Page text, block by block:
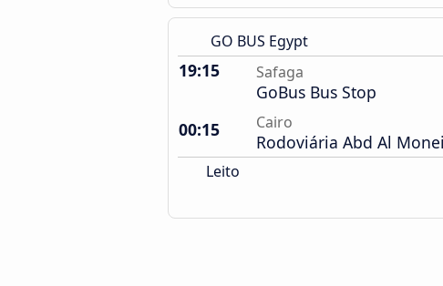
GO BUS Egypt
19:15 Safaga
GoBus Bus Stop
00:15
Cairo
Rodoviária Abd Al
Leito